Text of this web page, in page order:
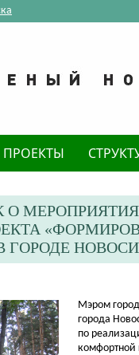
ПРОЕКТЫ
О
​Мэром
города
по
комфортной